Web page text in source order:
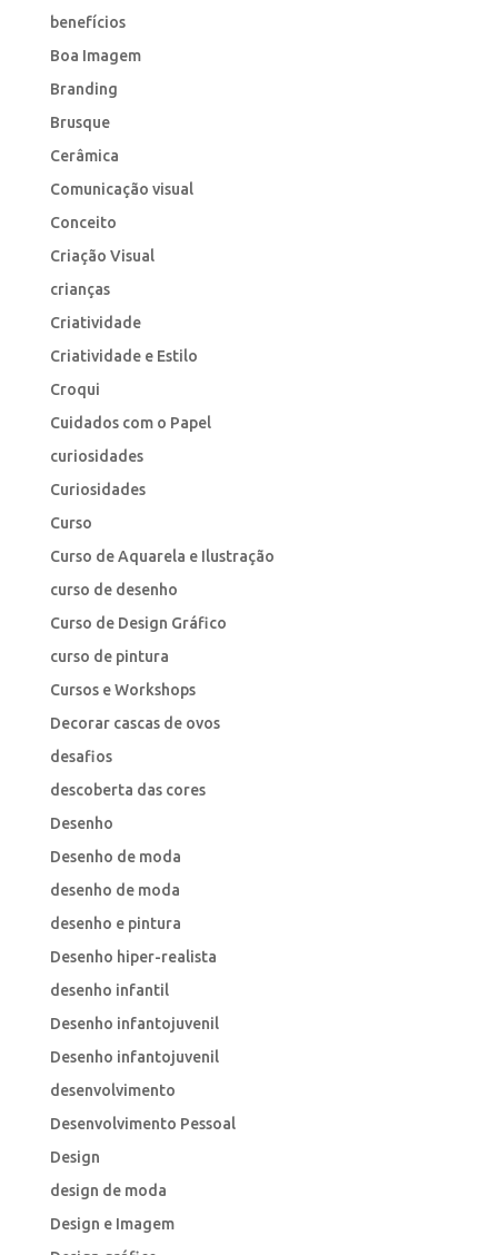
benefícios
Boa Imagem
Branding
Brusque
Cerâmica
Comunicação visual
Conceito
Criação Visual
crianças
Criatividade
Criatividade e Estilo
Croqui
Cuidados com o Papel
curiosidades
Curiosidades
Curso
Curso de Aquarela e Ilustração
curso de desenho
Curso de Design Gráfico
curso de pintura
Cursos e Workshops
Decorar cascas de ovos
desafios
descoberta das cores
Desenho
Desenho de moda
desenho de moda
desenho e pintura
Desenho hiper-realista
desenho infantil
Desenho infantojuvenil
Desenho infantojuvenil
desenvolvimento
Desenvolvimento Pessoal
Design
design de moda
Design e Imagem